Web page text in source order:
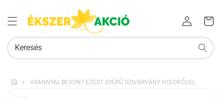
Bejelentkezés
kosara
Keresés
› ARANNYAL BEVONT EZÜST GYŰRŰ SZIVÁRVÁNY HOLDKŐVEL